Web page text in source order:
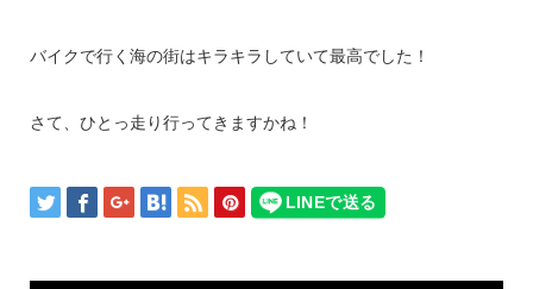
バイクで行く海の街はキラキラしていて最高でした！
さて、ひとっ走り行ってきますかね！